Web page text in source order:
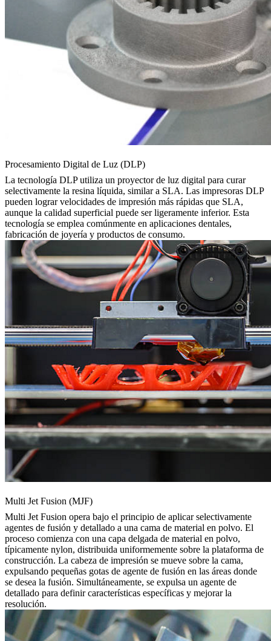
Procesamiento Digital de Luz (DLP)
La tecnología DLP utiliza un proyector de luz digital para curar
selectivamente la resina líquida, similar a SLA. Las impresoras DLP
pueden lograr velocidades de impresión más rápidas que SLA,
aunque la calidad superficial puede ser ligeramente inferior. Esta
tecnología se emplea comúnmente en aplicaciones dentales,
fabricación de joyería y productos de consumo.
Multi Jet Fusion (MJF)
Multi Jet Fusion opera bajo el principio de aplicar selectivamente
agentes de fusión y detallado a una cama de material en polvo. El
proceso comienza con una capa delgada de material en polvo,
típicamente nylon, distribuida uniformemente sobre la plataforma de
construcción. La cabeza de impresión se mueve sobre la cama,
expulsando pequeñas gotas de agente de fusión en las áreas donde
se desea la fusión. Simultáneamente, se expulsa un agente de
detallado para definir características específicas y mejorar la
resolución.